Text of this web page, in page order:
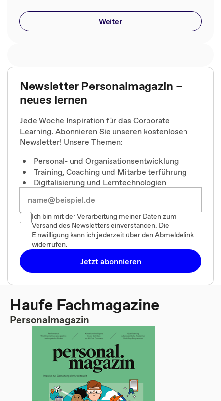
Weiter
Newsletter Personalmagazin –
neues lernen
Jede Woche Inspiration für das Corporate
Learning. Abonnieren Sie unseren kostenlosen
Newsletter! Unsere Themen:
Personal- und Organisationsentwicklung
Training, Coaching und Mitarbeiterführung
Digitalisierung und Lerntechnologien
Ich bin mit der Verarbeitung meiner Daten zum
Versand des Newsletters einverstanden. Die
Einwilligung kann ich jederzeit über den Abmeldelink
widerrufen.
Jetzt abonnieren
Haufe Fachmagazine
Personalmagazin